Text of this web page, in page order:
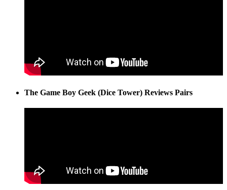
The Game Boy Geek (Dice Tower) Reviews Pairs